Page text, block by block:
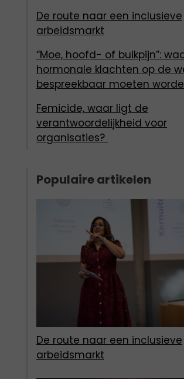
De route naar een inclusieve
arbeidsmarkt
“Moe, hoofd- of buikpijn”:
hormonale klachten op de
bespreekbaar moeten
Femicide, waar ligt de
verantwoordelijkheid voor
organisaties?
Populaire artikelen
De route naar een inclusieve
arbeidsmarkt